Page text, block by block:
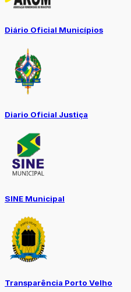
Diário Oficial Municípios
Diario Oficial Justiça
SINE Municipal
Transparência Porto Velho